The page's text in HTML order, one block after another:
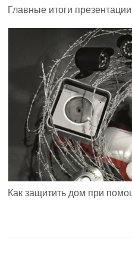
Главные итоги
Как защитить дом при